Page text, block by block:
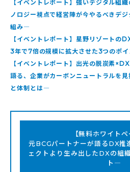
【イベントレポート】強いデジタル
ノロジー視点で経営陣が今やるべきデ
組み―
【イベントレポート】星野リゾート
3年で7倍の規模に拡大させた3つのポ
【イベントレポート】出光の脱炭素
語る、企業がカーボンニュートラルを
と体制とは―
【無料ホワイトペ
元BCGパートナーが語るDX
ェクトより生み出したDXの組
ト―